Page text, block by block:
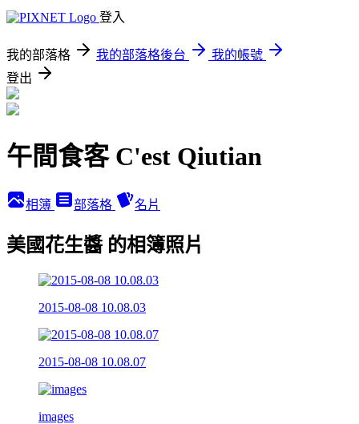
登入
我的部落格 我的部落格後台
我的帳號
登出
午間食客 C'est Qiutian
相簿 部落格 名片
美國花生醬 的相簿照片
2015-08-08 10.08.03
2015-08-08 10.08.07
images